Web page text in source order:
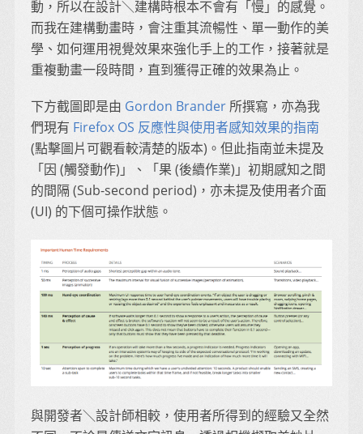
動，所以在設計＼建構時根本不會有「慢」的感覺。
而我在建構動畫時，會注重其流暢性、單一動作的美
學、如何運用視覺效果來強化手上的工作，接著就是
重複動畫一段時間，直到獲得正確的效果為止。
下方截圖即是由 Gordon Brander 所撰寫，亦為我
們現有 Firefox OS 反應性與使用者感知效果的指南
(點擊圖片可觀看較清楚的版本)。但此指南並未提及
「因 (觸發動作)」、「果 (後續作業)」初期感知之間
的間隔 (Sub-second period)，亦未提及使用者介面
(UI) 的下個可操作狀態。
與開發者＼設計師相較，使用者所得到的經驗又全然